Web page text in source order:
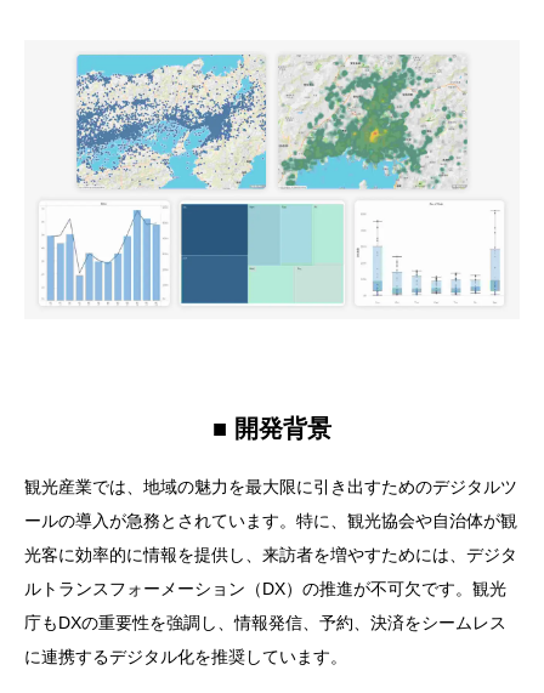
■ 開発背景
観光産業では、地域の魅力を最大限に引き出すためのデジタルツ
ールの導入が急務とされています。特に、観光協会や自治体が観
光客に効率的に情報を提供し、来訪者を増やすためには、デジタ
ルトランスフォーメーション（DX）の推進が不可欠です。観光
庁もDXの重要性を強調し、情報発信、予約、決済をシームレス
に連携するデジタル化を推奨しています。